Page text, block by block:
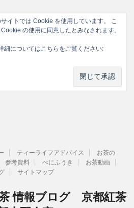
イトでは Cookie を使用しています。 こ
の使用に同意したとみなされます。
細についてはこちらをご覧ください:
ティーライフアドバイス
お茶の
参考資料 べにふうき
お茶動画
サイトマップ
情報ブログ 京都紅茶